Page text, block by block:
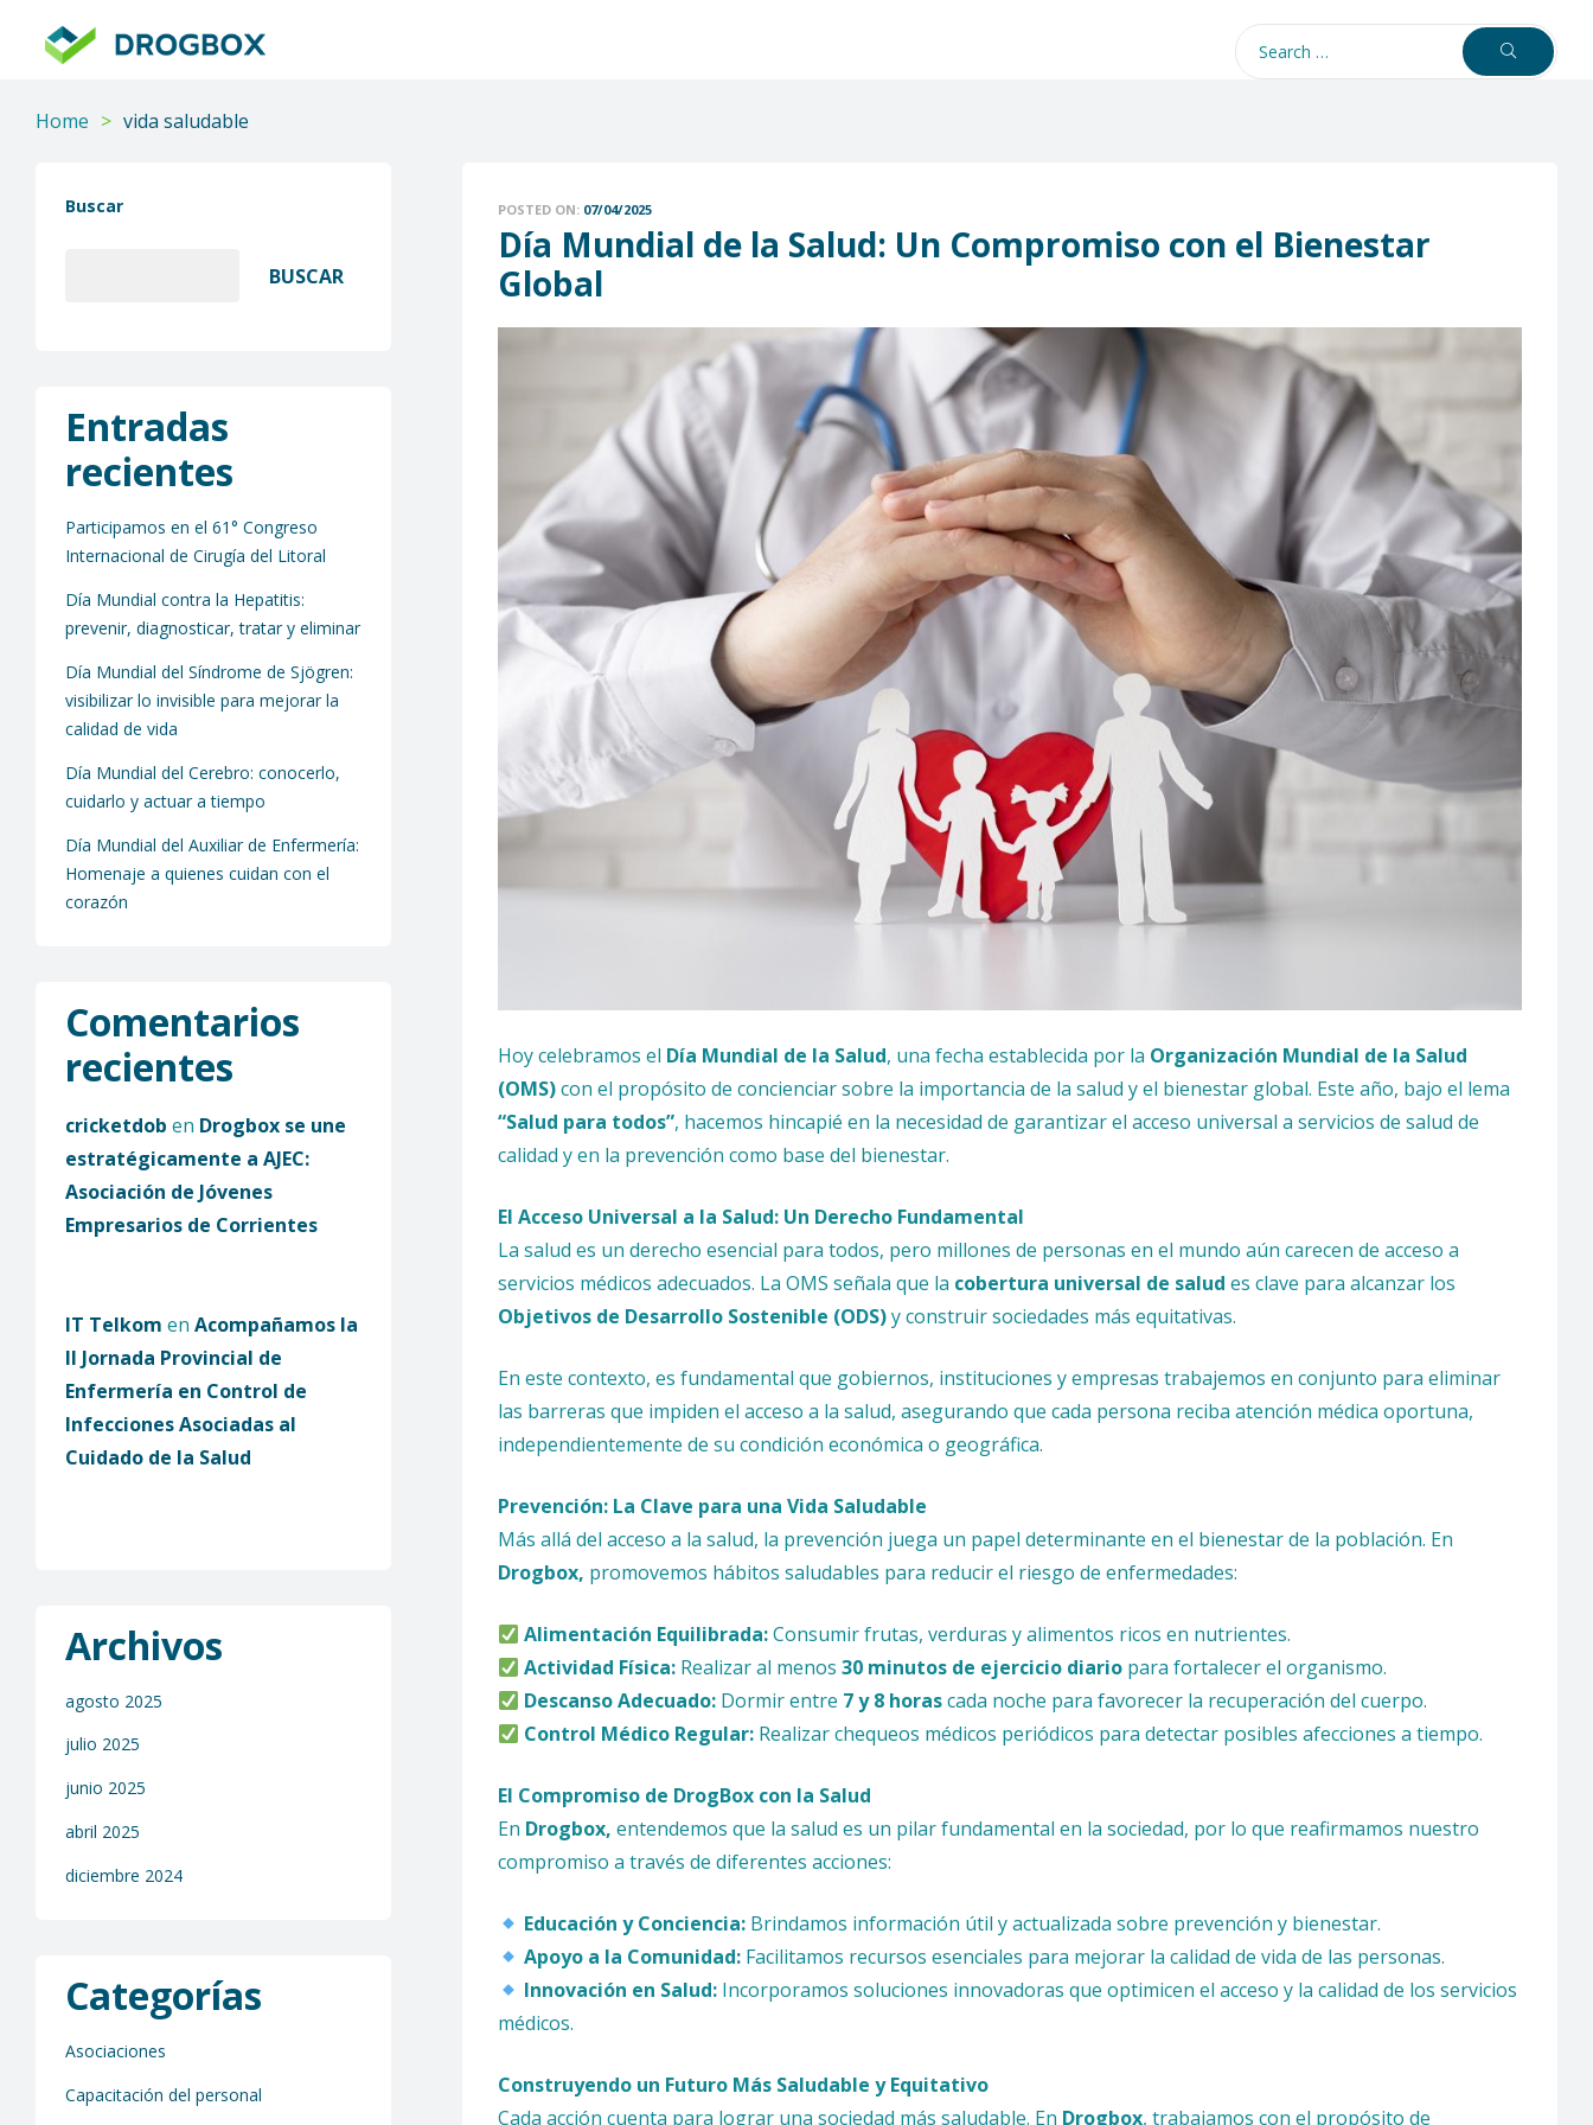
Home > vida saludable
POSTED ON: 07/04/2025
Día Mundial de la Salud: Un Compromiso con el Bienestar
Global
Hoy celebramos el Día Mundial de la Salud, una fecha establecida por la Organización Mundial de la Salud
(OMS)con el propósito de concienciar sobre la importancia de la salud y el bienestar global. Este año, bajo el lema
“Salud para todos”, hacemos hincapié en la necesidad de garantizar el acceso universal a servicios de salud de
calidad y en la prevención como base del bienestar.
El Acceso Universal a la Salud: Un Derecho Fundamental
La salud es un derecho esencial para todos, pero millones de personas en el mundo aún carecen de acceso a
servicios médicos adecuados. La OMS señala que la cobertura universal de salud es clave para alcanzar los
Objetivos de Desarrollo Sostenible (ODS)y construir sociedades más equitativas.
En este contexto, es fundamental que gobiernos, instituciones y empresas trabajemos en conjunto para eliminar
las barreras que impiden el acceso a la salud, asegurando que cada persona reciba atención médica oportuna,
independientemente de su condición económica o geográfica.
Prevención: La Clave para una Vida Saludable
Más allá del acceso a la salud, la prevención juega un papel determinante en el bienestar de la población. En
Drogbox, promovemos hábitos saludables para reducir el riesgo de enfermedades:
Alimentación Equilibrada:Consumir frutas, verduras y alimentos ricos en nutrientes.
Actividad Física: Realizar al menos30 minutos de ejercicio diario para fortalecer el organismo.
Descanso Adecuado: Dormir entre 7 y 8 horascada noche para favorecer la recuperación del cuerpo.
Control Médico Regular: Realizar chequeos médicos periódicos para detectar posibles afecciones a tiempo.
El Compromiso de DrogBox con la Salud
En Drogbox, entendemos que la salud es un pilar fundamental en la sociedad, por lo que reafirmamos nuestro
compromiso a través de diferentes acciones:
Educación y Conciencia: Brindamos información útil y actualizada sobre prevención y bienestar.
Apoyo a la Comunidad: Facilitamos recursos esenciales para mejorar la calidad de vida de las personas.
Innovación en Salud: Incorporamos soluciones innovadoras que optimicen el acceso y la calidad de los servicios
médicos.
Construyendo un Futuro Más Saludable y Equitativo
Cada acción cuenta para lograr una sociedad más saludable. En Drogbox, trabajamos con el propósito de
Buscar
BUSCAR
Entradas
recientes
Participamos en el 61° Congreso
Internacional de Cirugía del Litoral
Día Mundial contra la Hepatitis:
prevenir, diagnosticar, tratar y eliminar
Día Mundial del Síndrome de Sjögren:
visibilizar lo invisible para mejorar la
calidad de vida
Día Mundial del Cerebro: conocerlo,
cuidarlo y actuar a tiempo
Día Mundial del Auxiliar de Enfermería:
Homenaje a quienes cuidan con el
corazón
Comentarios
recientes
cricketdob en Drogbox se une
estratégicamente a AJEC:
Asociación de Jóvenes
Empresarios de Corrientes
IT Telkom en Acompañamos la
II Jornada Provincial de
Enfermería en Control de
Infecciones Asociadas al
Cuidado de la Salud
Archivos
agosto 2025
julio 2025
junio 2025
abril 2025
diciembre 2024
Categorías
Asociaciones
Capacitación del personal